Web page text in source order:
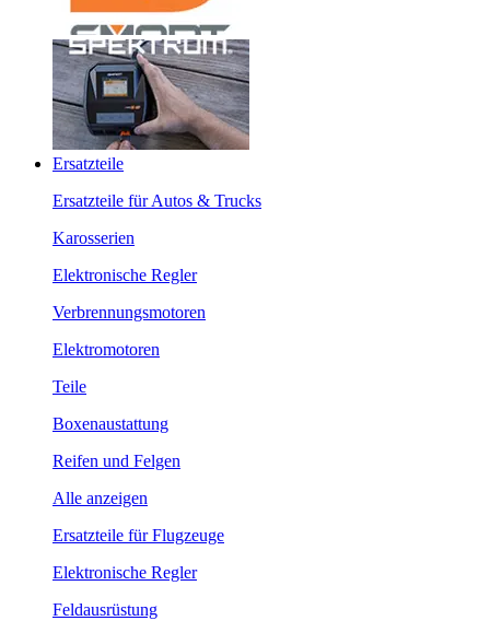
Ersatzteile
Ersatzteile für Autos & Trucks
Karosserien
Elektronische Regler
Verbrennungsmotoren
Elektromotoren
Teile
Boxenaustattung
Reifen und Felgen
Alle anzeigen
Ersatzteile für Flugzeuge
Elektronische Regler
Feldausrüstung